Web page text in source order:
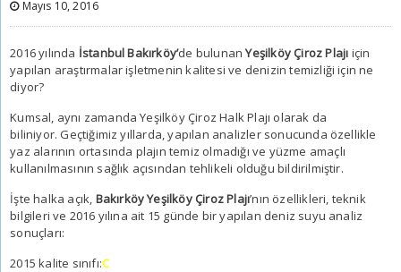
Mayıs 10, 2016
2016 yılında İstanbul Bakırköy’de bulunanYeşilköy Çiroz Plajı için
yapılan araştırmalar işletmenin kalitesi ve denizin temizliği için ne
diyor?
Kumsal, aynı zamanda Yeşilköy Çiroz Halk Plajı olarak da
biliniyor. Geçtiğimiz yıllarda, yapılan analizler sonucunda özellikle
yaz alarının ortasında plajın temiz olmadığı ve yüzme amaçlı
kullanılmasının sağlık açısından tehlikeli olduğu bildirilmiştir.
İşte halka açık, Bakırköy Yeşilköy Çiroz Plajı’nın özellikleri, teknik
bilgileri ve 2016 yılına ait 15 günde bir yapılan deniz suyu analiz
sonuçları:
2015 kalite sınıfı:C